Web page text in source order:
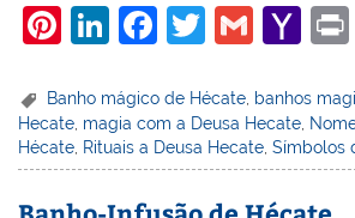
Pi
er
e
st
Li
k
e
dI
F
c
e
b
T
itt
er
G
ai
l
Y
h
o
o
Banho mágico de Hécate banhos
Hecate magia com a Deusa Hecate
Hécate Rituais a Deusa Hecate ,Símbolos